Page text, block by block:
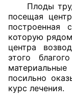
оказания
О Палате
Плоды
посещая
которую
центра
этого
посильно
курс лечения.